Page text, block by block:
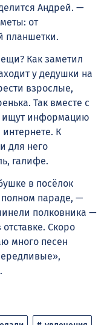
Андрей. —
от
планшетки.
Как заметил
у дедушки на
взрослые,
Так вместе с
ищут информацию
К
для него
галифе.
в посёлок
параде, —
полковника —
Скоро
много песен